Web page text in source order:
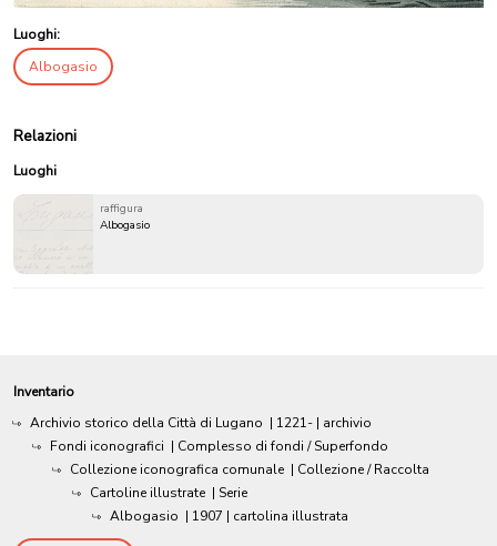
Luoghi:
Albogasio
Relazioni
Luoghi
raffigura
Albogasio
Inventario
Archivio storico della Città di Lugano | 1221- | archivio
Fondi iconografici | Complesso di fondi / Superfondo
Collezione iconografica comunale | Collezione / Raccolta
Cartoline illustrate | Serie
Albogasio | 1907 | cartolina illustrata